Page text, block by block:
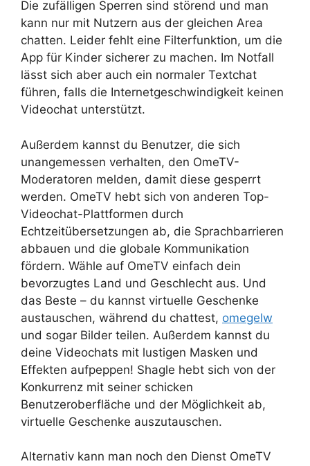
Die zufälligen Sperren sind störend und man
kann nur mit Nutzern aus der gleichen Area
chatten. Leider fehlt eine Filterfunktion, um die
App für Kinder sicherer zu machen. Im Notfall
lässt sich aber auch ein normaler Textchat
führen, falls die Internetgeschwindigkeit keinen
Videochat unterstützt.
Außerdem kannst du Benutzer, die sich
unangemessen verhalten, den OmeTV-
Moderatoren melden, damit diese gesperrt
werden. OmeTV hebt sich von anderen Top-
Videochat-Plattformen durch
Echtzeitübersetzungen ab, die Sprachbarrieren
abbauen und die globale Kommunikation
fördern. Wähle auf OmeTV einfach dein
bevorzugtes Land und Geschlecht aus. Und
das Beste – du kannst virtuelle Geschenke
austauschen, während du chattest, omegelw
und sogar Bilder teilen. Außerdem kannst du
deine Videochats mit lustigen Masken und
Effekten aufpeppen! Shagle hebt sich von der
Konkurrenz mit seiner schicken
Benutzeroberfläche und der Möglichkeit ab,
virtuelle Geschenke auszutauschen.
Alternativ kann man noch den Dienst OmeTV